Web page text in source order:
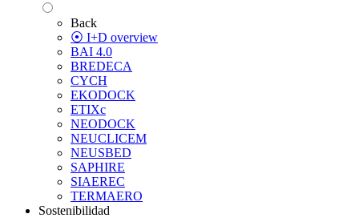
Back
⦿ I+D overview
BAI 4.0
BREDECA
CYCH
EKODOCK
ETIXc
NEODOCK
NEUCLICEM
NEUSBED
SAPHIRE
SIAEREC
TERMAERO
Sostenibilidad